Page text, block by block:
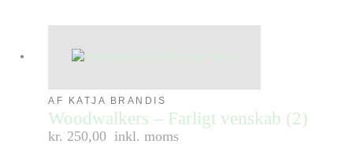
AF KATJA BRANDIS
Woodwalkers – Farligt venskab (2)
kr. 250,00 inkl. moms